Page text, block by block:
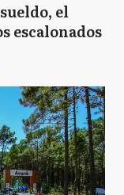
el
escalonados